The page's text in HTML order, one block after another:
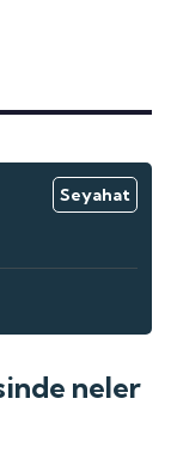
Seyahat
neler